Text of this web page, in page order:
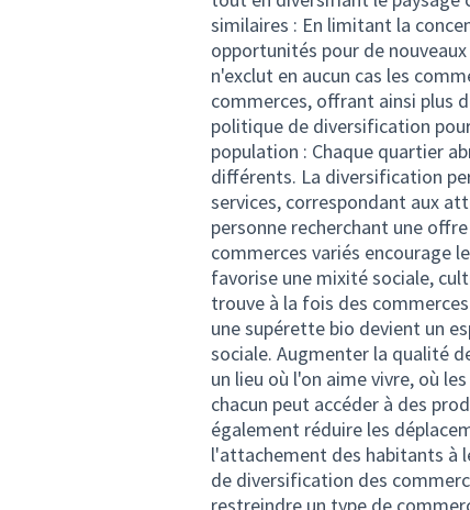
similaires : En limitant la
opportunités pour de
n'exclut en aucun cas les
commerces, offrant ainsi plus
politique de diversification
population : Chaque quartier
différents. La diversification
services, correspondant aux
personne recherchant une
commerces variés encourage
favorise une mixité sociale,
trouve à la fois des
une supérette bio devient un
sociale. Augmenter la qualité
un lieu où l'on aime vivre, où
chacun peut accéder à des
également réduire les
l'attachement des habitants à
de diversification des